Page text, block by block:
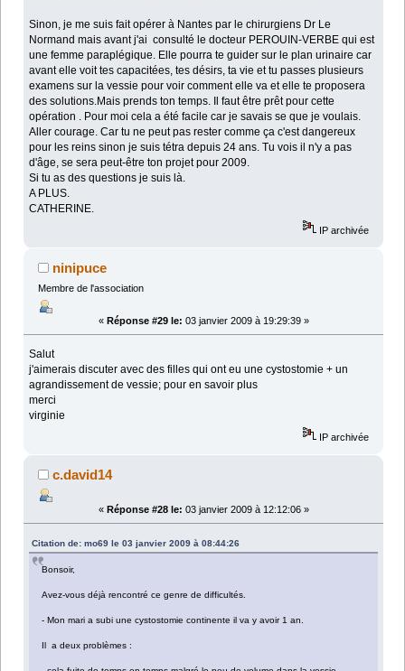
Sinon, je me suis fait opérer à Nantes par le chirurgiens Dr Le
Normand mais avant j'ai consulté le docteur PEROUIN-VERBE qui est
une femme paraplégique. Elle pourra te guider sur le plan urinaire car
avant elle voit tes capacitées, tes désirs, ta vie et tu passes plusieurs
examens sur la vessie pour voir comment elle va et elle te proposera
des solutions.Mais prends ton temps. Il faut être prêt pour cette
opération . Pour moi cela a été facile car je savais se que je voulais.
Aller courage. Car tu ne peut pas rester comme ça c'est dangereux
pour les reins sinon je suis tétra depuis 24 ans. Tu vois il n'y a pas
d'âge, se sera peut-être ton projet pour 2009.
Si tu as des questions je suis là.
A PLUS.
CATHERINE.
IP archivée
ninipuce
Membre de l'association
« Réponse #29 le: 03 janvier 2009 à 19:29:39 »
Salut
j'aimerais discuter avec des filles qui ont eu une cystostomie + un
agrandissement de vessie; pour en savoir plus
merci
virginie
IP archivée
c.david14
« Réponse #28 le: 03 janvier 2009 à 12:12:06 »
Citation de: mo69 le 03 janvier 2009 à 08:44:26
Bonsoir,
Avez-vous déjà rencontré ce genre de difficultés.
- Mon mari a subi une cystostomie continente il va y avoir 1 an.
Il a deux problèmes :